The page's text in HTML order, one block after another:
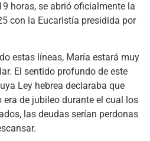
horas, se abrió oficialmente la
con la Eucaristía presidida por
estas líneas, María estará muy
El sentido profundo de este
Ley hebrea declaraba que
de jubileo durante el cual los
las deudas serían perdonas